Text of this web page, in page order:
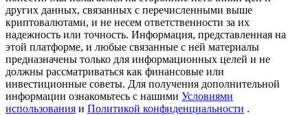
New Listing Futures Fest
Trade New Futures, Win 200,000 USDT
других данных, связанных с перечисленными выше
криптовалютами, и не несем ответственности за их
надежность или точность. Информация, представленная на
этой платформе, и любые связанные с ней материалы
предназначены только для информационных целей и не
должны рассматриваться как финансовые или
инвестиционные советы. Для получения дополнительной
информации ознакомьтесь с нашими Условиями
использования и Политикой конфиденциальности .